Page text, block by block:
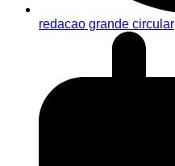
redacao grande circular